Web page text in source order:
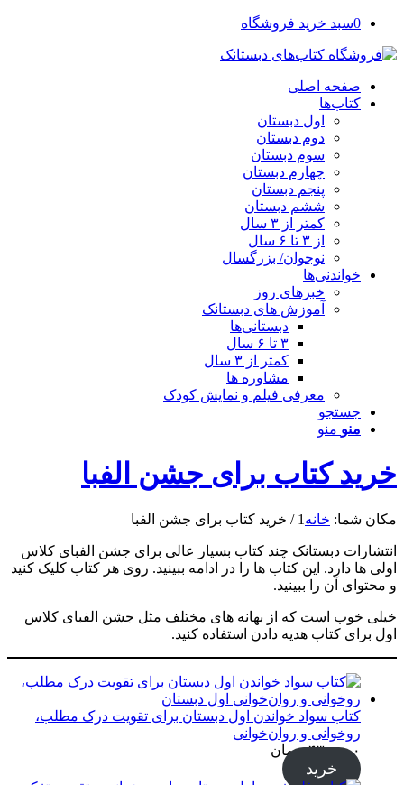
0سبد خرید فروشگاه
صفحه اصلی
کتاب‌ها
اول دبستان
دوم دبستان
سوم دبستان
چهارم دبستان
پنجم دبستان
ششم دبستان
کمتر از ۳ سال
از ۳ تا ۶ سال
نوجوان/ بزرگسال
خواندنی‌ها
خبرهای روز
آموزش های دبستانک
دبستانی‌ها
۳ تا ۶ سال
کمتر از ۳ سال
مشاوره ها
معرفی فیلم و نمایش کودک
جستجو
منو منو
خرید کتاب برای جشن الفبا
مکان شما: خانه 1
/ خرید کتاب برای جشن الفبا
انتشارات دبستانک چند کتاب بسیار عالی برای جشن الفبای کلاس
اولی ها دارد. این کتاب ها را در ادامه ببینید. روی هر کتاب کلیک کنید
و محتوای آن را ببینید.
خیلی خوب است که از بهانه های مختلف مثل جشن الفبای کلاس
اول برای کتاب هدیه دادن استفاده کنید.
کتاب سواد خواندن اول دبستان برای تقویت درک مطلب،
روخوانی و روان‌خوانی
۴۳۰,۰۰۰ تومان
خرید